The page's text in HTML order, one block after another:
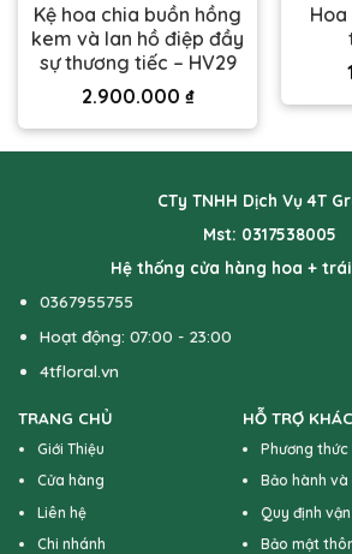
Kệ hoa chia buồn hồng
kem và lan hồ điệp đầy
sự thương tiếc – HV29
2.900.000 ₫
CTy TNHH Dịch Vụ 4T
Mst: 0317538005
Hệ thống cửa hàng hoa +
0367955755
Hoạt động: 07:00 - 23:00
4tfloral.vn
TRANG CHỦ
Giới Thiệu
Cửa hàng
Liên hệ
Chi nhánh
HỖ TRỢ
Phương
Bảo hành
Quy định
Bảo mật